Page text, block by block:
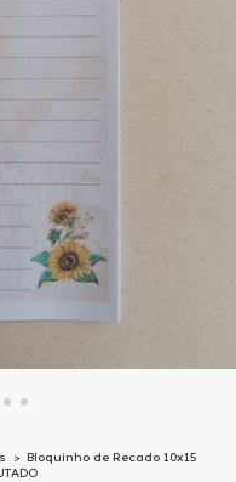
> Bloquinho de Recado 10x15